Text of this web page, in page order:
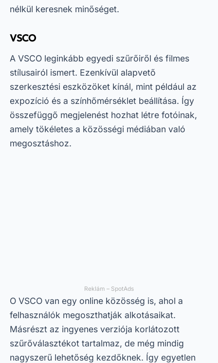
nélkül keresnek minőséget.
VSCO
A VSCO leginkább egyedi szűrőiről és filmes
stílusairól ismert. Ezenkívül alapvető
szerkesztési eszközöket kínál, mint például az
expozíció és a színhőmérséklet beállítása. Így
összefüggő megjelenést hozhat létre fotóinak,
amely tökéletes a közösségi médiában való
megosztáshoz.
Reklám – SpotAds
O VSCO van egy online közösség is, ahol a
felhasználók megoszthatják alkotásaikat.
Másrészt az ingyenes verziója korlátozott
szűrőválasztékot tartalmaz, de még mindig
nagyszerű lehetőség kezdőknek. Így egyetlen